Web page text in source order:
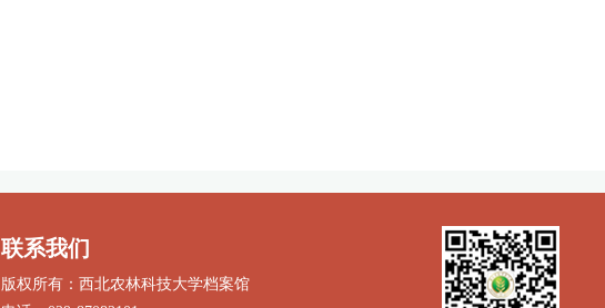
联系我们
版权所有：西北农林科技大学档案馆